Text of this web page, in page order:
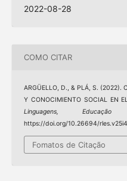
2022-08-28
COMO CITAR
ARGÜELLO, D., & PLÁ, S. (2022).
Y CONOCIMIENTO SOCIAL EN
Linguagens,
https://doi.org/10.26694/
Fomatos de Citação